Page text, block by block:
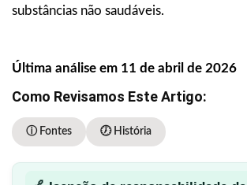
substâncias não saudáveis.
Última análise em 11 de abril de 2026
Como Revisamos Este Artigo:
ⓘ Fontes 🕖 História